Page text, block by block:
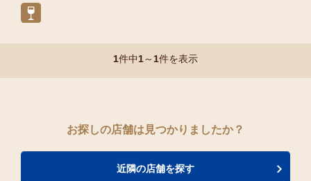
1件中1～ 1件を表示
お探しの店舗は見つかりましたか？
近隣の店舗を探す